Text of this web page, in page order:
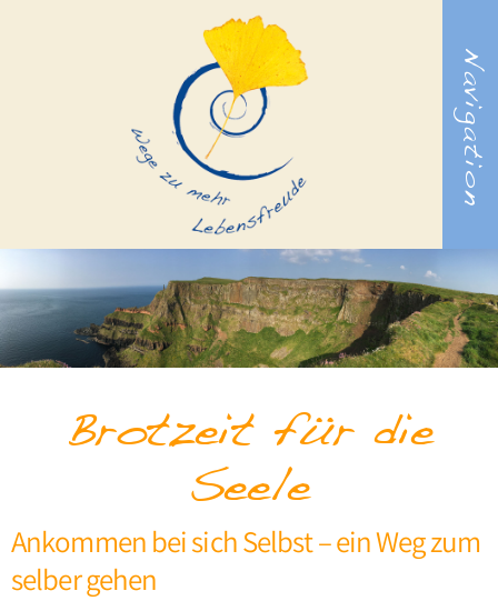
Navigation
Brotzeit für die
Seele
Ankommen bei sich Selbst – ein Weg zum
selber gehen